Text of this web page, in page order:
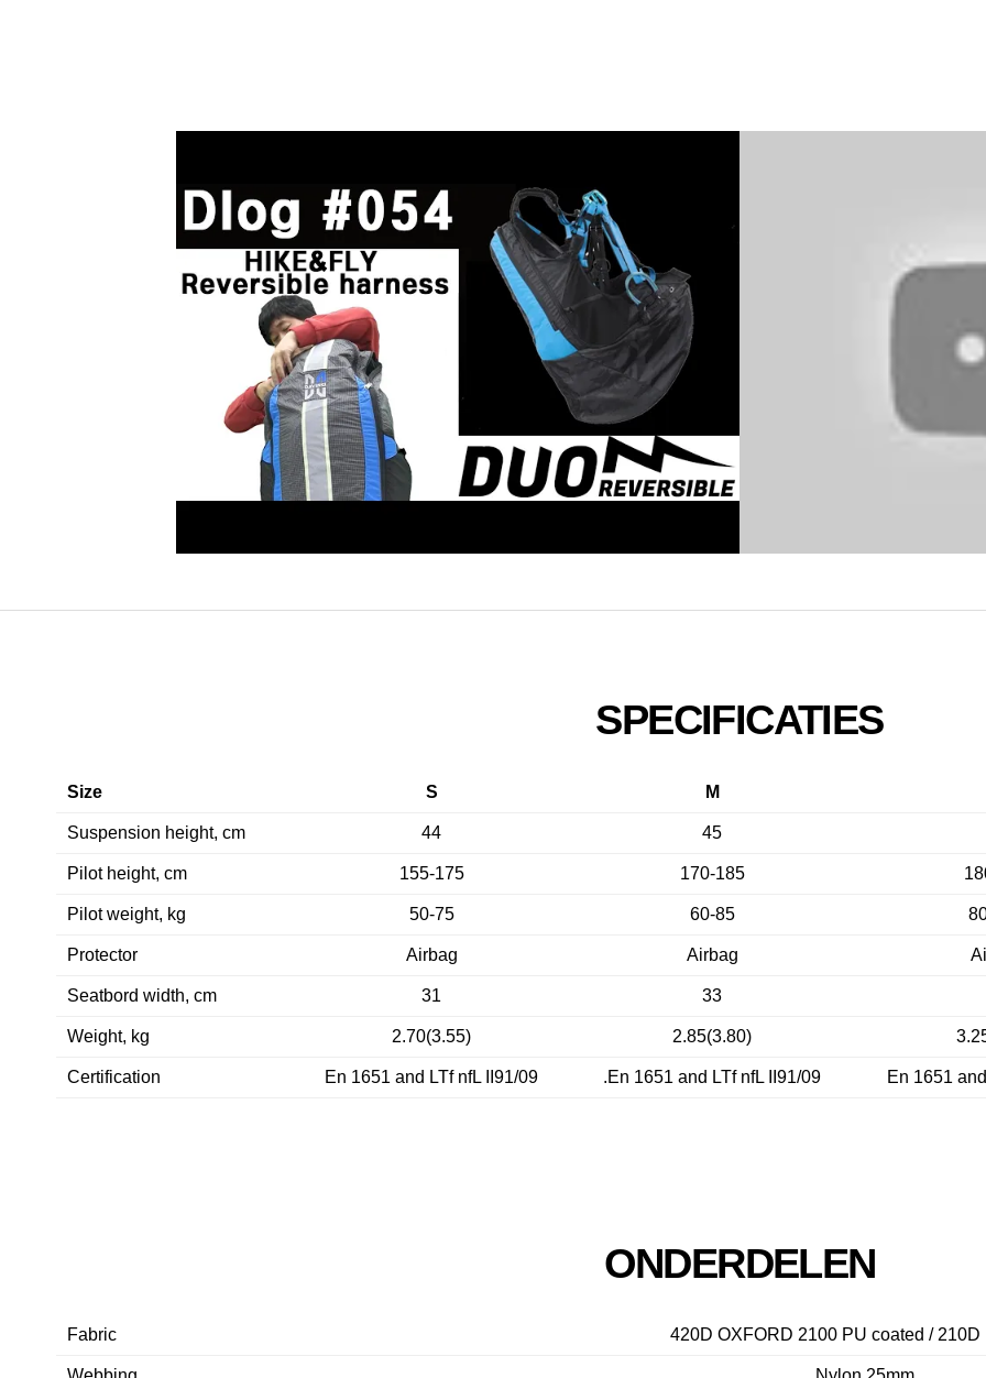
SPECIFICATIES
Size S M
Suspension height, cm 44 45
Pilot height, cm 155-175 170-185
Pilot weight, kg 50-75 60-85
Protector Airbag Airbag
Seatbord width, cm 31 33
Weight, kg 2.70(3.55) 2.85(3.80)
Certification En 1651 and LTf nfL II91/09 .En 1651 and LTf nfL II91/09 En 1651
ONDERDELEN
Fabric 420D OXFORD 2100 PU coated / 210D